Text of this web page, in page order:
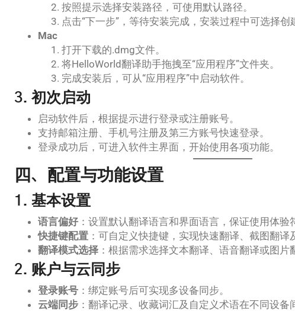
按照提示选择安装路径，可使用默认路径。
点击“下一步”，等待安装完成，安装过程中可选择创
Mac
打开下载的.dmg文件。
将HelloWorld翻译助手拖拽至“应用程序”文件夹。
完成安装后，可从“应用程序”中启动软件。
3. 初次启动
启动软件后，根据提示进行登录或注册账号。
支持邮箱注册、手机号注册及第三方账号快速登录。
登录成功后，可进入软件主界面，开始使用各项功能。
四、配置与功能设置
1. 基本设置
语言偏好 ：设置默认翻译语言和界面语言，保证使用体验
快捷键配置 ：可自定义快捷键，实现快速翻译、截图翻译
翻译模式选择 ：根据需求选择文本翻译、语音翻译或图片
2. 账户与云同步
登录账号 ：绑定账号后可实现多设备同步。
云端同步 ：翻译记录、收藏词汇及自定义术语在不同设备